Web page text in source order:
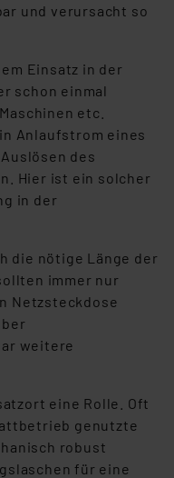
und verursacht so
Einsatz in der
schon einmal
etc.
Anlaufstrom eines
des
Hier ist ein solcher
in der
die nötige Länge der
immer nur
Netzsteckdose
weitere
eine Rolle. Oft
genutzte
robust
für eine